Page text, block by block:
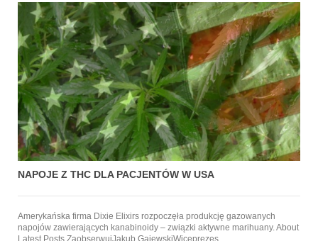
NAPOJE Z THC DLA PACJENTÓW W USA
Amerykańska firma Dixie Elixirs rozpoczęła produkcję gazowanych
napojów zawierających kanabinoidy – związki aktywne marihuany. About
Latest Posts ZaobserwujJakub GajewskiWiceprezes...